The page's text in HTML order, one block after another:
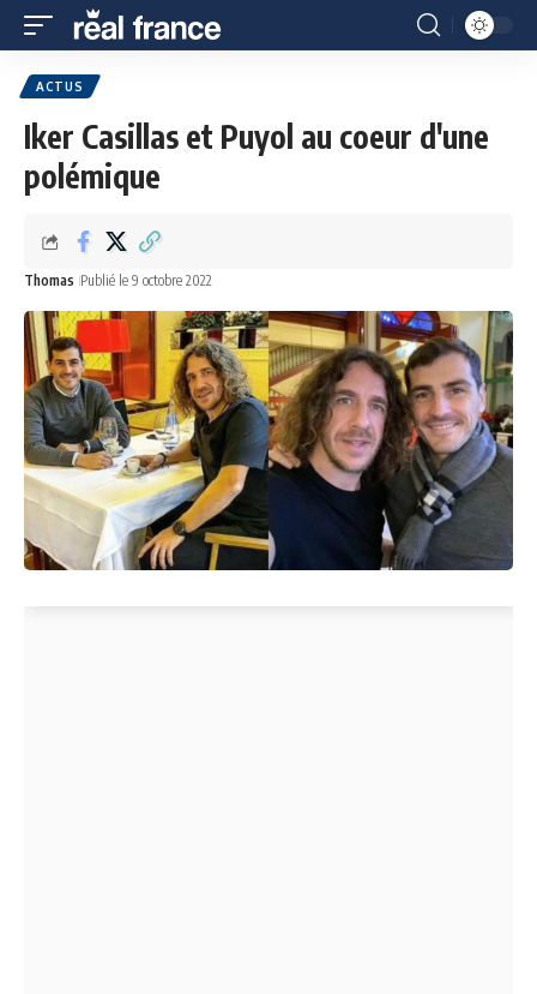
ACTUS
Iker Casillas et Puyol au coeur d'une
polémique
Thomas Publié le 9 octobre 2022